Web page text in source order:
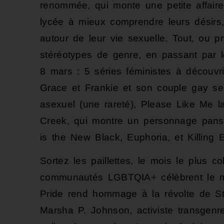
renommée, qui monte une petite
lycée à mieux comprendre leurs
autour de leur vie sexuelle. Tout, ou
stéréotypes de genre, en passant par
8 mars : 5 séries féministes à
Grace et Frankie et son couple gay
asexuel (une rareté), Please Like Me
Creek, qui montre un personnage
is the New Black, Euphoria, et Killing
Sortez les paillettes, le mois le plus
communautés LGBTQIA+ célèbrent
Pride rend hommage à la révolte de
Marsha P. Johnson, activiste